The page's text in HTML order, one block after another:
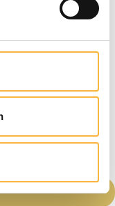
mellifère